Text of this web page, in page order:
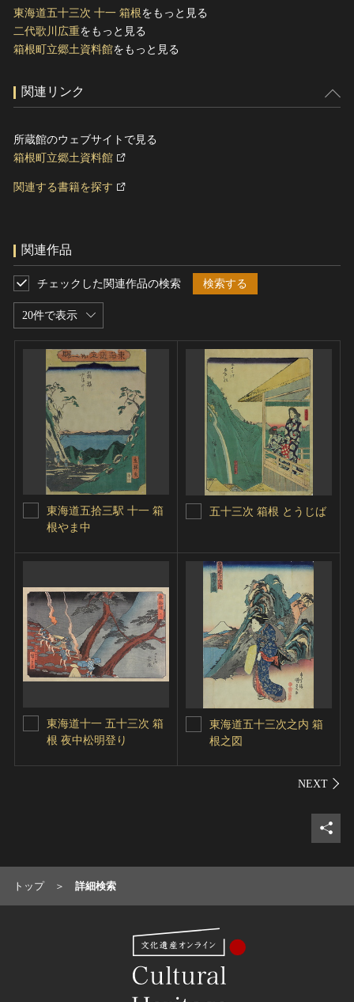
東海道五十三次 十一 箱根をもっと見る
二代歌川広重をもっと見る
箱根町立郷土資料館をもっと見る
関連リンク
所蔵館のウェブサイトで見る
箱根町立郷土資料館
関連する書籍を探す
関連作品
20件で表示
チェックした関連作品の検索 検索する
東海道五拾三駅 十一 箱
根やま中
五十三次 箱根 とうじば
東海道十一 五十三次 箱
根 夜中松明登り
東海道五十三次之内 箱
根之図
シェ
トップ 詳細検索